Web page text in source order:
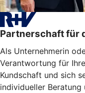
Partnerschaft für
Als Unternehmerin
Verantwortung für
Kundschaft und sich
individueller Beratung